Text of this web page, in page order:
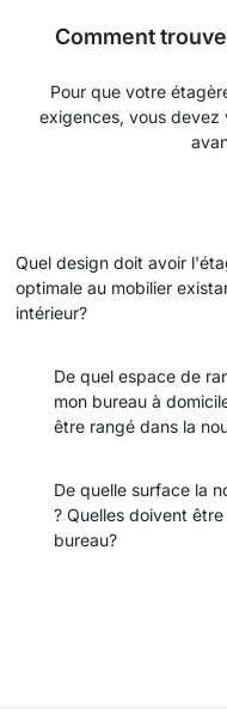
Comment
Pour que votre
exigences, vous devez
Quel design doit avoir
optimale au mobilier
intérieur?
De quel espace de
mon bureau à
être rangé dans la
De quelle surface la
? Quelles doivent
bureau?